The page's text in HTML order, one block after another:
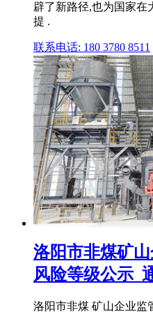
辟了新路径,也为国家在
提 .
联系电话: 180 3780 8511
洛阳市非煤矿
风险等级公示_
洛阳市非煤 矿山企业监